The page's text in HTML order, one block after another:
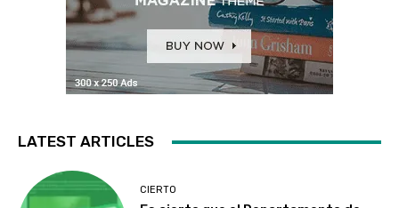
LATEST ARTICLES
CIERTO